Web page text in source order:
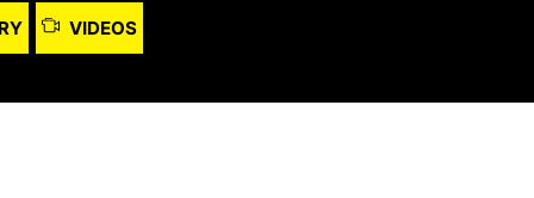
VIDEOS